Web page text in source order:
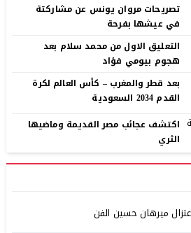
تصريحات مروان يونس عن مشاركتة
في عيشها بفرحة
التعليق الاول من محمد سلام بعد
هجوم بيومي فؤاد
بعد قطر والمغرب – كأس العالم لكرة
القدم 2034 السعودية
اكتشف عجائب مصر القديمة وماضيها
الثري
ميرهان حسين الفن